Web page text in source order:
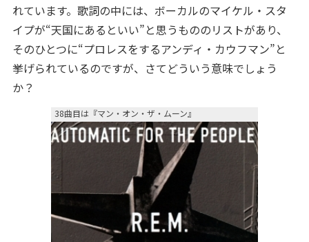
れています。歌詞の中には、ボーカルのマイケル・スタ
イプが“天国にあるといい”と思うもののリストがあり、
そのひとつに“プロレスをするアンディ・カウフマン”と
挙げられているのですが、さてどういう意味でしょう
か？
38曲目は『マン・オン・ザ・ムーン』